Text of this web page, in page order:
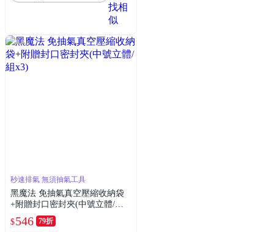
找相
似
秒速排氣 無須抽氣工具
黑魔法 免抽氣真空壓縮收納袋
+附贈封口密封夾(中號立體/組x
$546 79折